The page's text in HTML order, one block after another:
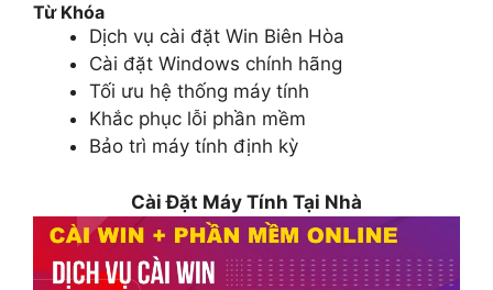
Từ Khóa
Dịch vụ cài đặt Win Biên Hòa
Cài đặt Windows chính hãng
Tối ưu hệ thống máy tính
Khắc phục lỗi phần mềm
Bảo trì máy tính định kỳ
Cài Đặt Máy Tính Tại Nhà